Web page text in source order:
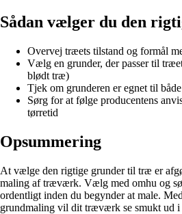
Sådan vælger du den
Overvej træets tilstand og formål
Vælg en grunder, der passer til
blødt træ)
Tjek om grunderen er egnet til
Sørg for at følge producentens
tørretid
Opsummering
At vælge den rigtige grunder til træ er
maling af træværk. Vælg med omhu og
ordentligt inden du begynder at male.
grundmaling vil dit træværk se smukt ud i